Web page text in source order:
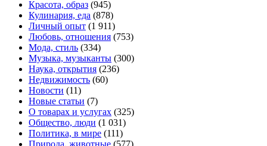
Красота, образ (945)
Кулинария, еда (878)
Личный опыт (1 911)
Любовь, отношения (753)
Мода, стиль (334)
Музыка, музыканты (300)
Наука, открытия (236)
Недвижимость (60)
Новости (11)
Новые статьи (7)
О товарах и услугах (325)
Общество, люди (1 031)
Политика, в мире (111)
Природа, животные (577)